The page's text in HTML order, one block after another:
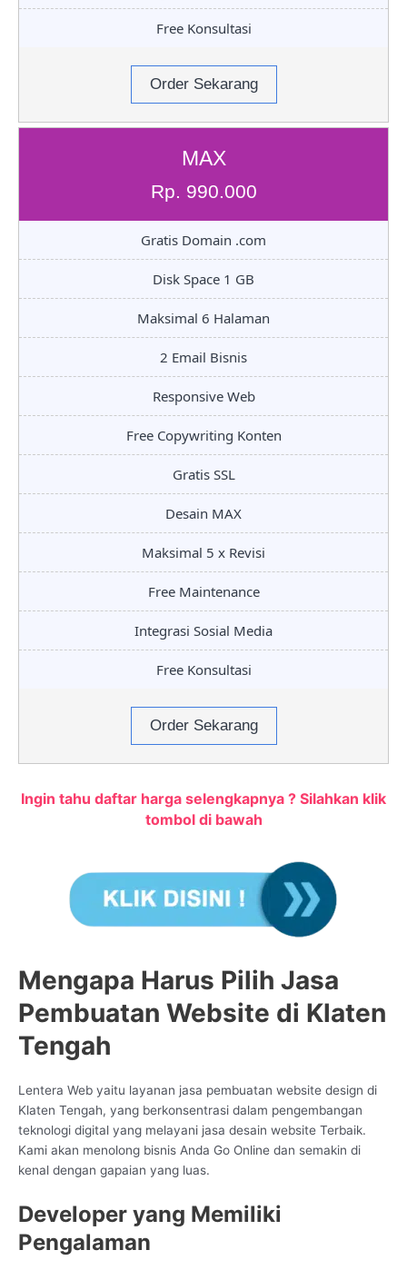
Free Konsultasi
Order Sekarang
MAX
Rp. 990.000
Gratis Domain .com
Disk Space 1 GB
Maksimal 6 Halaman
2 Email Bisnis
Responsive Web
Free Copywriting Konten
Gratis SSL
Desain MAX
Maksimal 5 x Revisi
Free Maintenance
Integrasi Sosial Media
Free Konsultasi
Order Sekarang
Ingin tahu daftar harga selengkapnya ? Silahkan klik
tombol di bawah
Mengapa Harus Pilih Jasa
Pembuatan Website di Klaten
Tengah
Lentera Web yaitu layanan jasa pembuatan website design di
Klaten Tengah, yang berkonsentrasi dalam pengembangan
teknologi digital yang melayani jasa desain website Terbaik.
Kami akan menolong bisnis Anda Go Online dan semakin di
kenal dengan gapaian yang luas.
Developer yang Memiliki
Pengalaman